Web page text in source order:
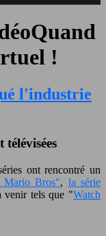
!
l'industrie
ont rencontré un
Bros", la série
venir tels que "Watch